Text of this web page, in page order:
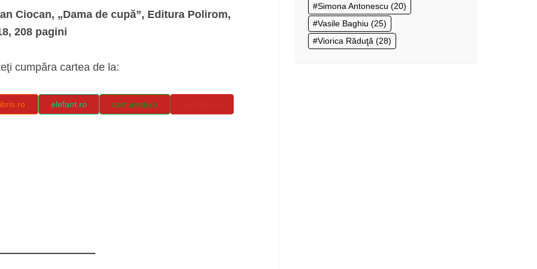
Ciocan, „Dama de cupă”, Editura Polirom,
208 pagini
cumpăra cartea de la:
elefant.ro carturesti.ro
Simona Antonescu (20)
Vasile Baghiu (25)
Viorica Răduţă (28)